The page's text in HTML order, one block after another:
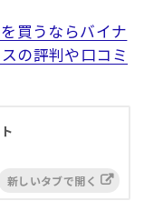
買うならバイナ
の評判や口コミ